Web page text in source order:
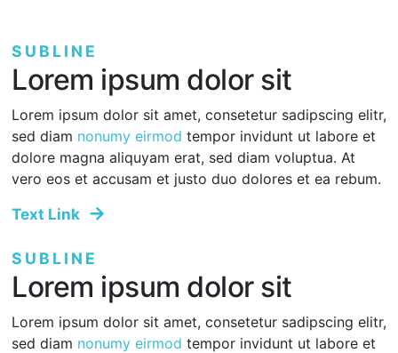
SUBLINE
Lorem ipsum dolor sit
Lorem ipsum dolor sit amet, consetetur sadipscing elitr,
sed diam nonumy eirmod tempor invidunt ut labore et
dolore magna aliquyam erat, sed diam voluptua. At
vero eos et accusam et justo duo dolores et ea rebum.
Text Link
SUBLINE
Lorem ipsum dolor sit
Lorem ipsum dolor sit amet, consetetur sadipscing elitr,
sed diam nonumy eirmod tempor invidunt ut labore et